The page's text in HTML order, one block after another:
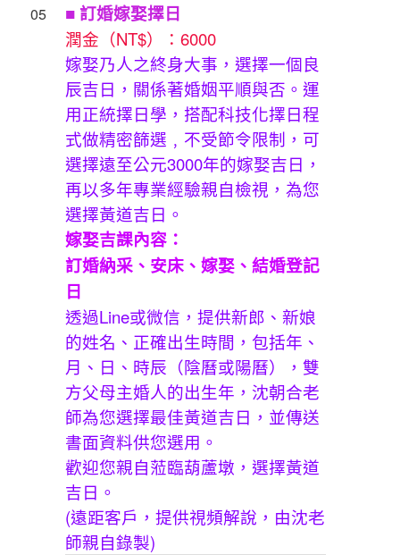
05 ■ 訂婚嫁娶擇日
潤金（NT$）：6000
嫁娶乃人之終身大事，選擇一個良
辰吉日，關係著婚姻平順與否。運
用正統擇日學，搭配科技化擇日程
式做精密篩選﹐不受節令限制，可
選擇遠至公元3000年的嫁娶吉日，
再以多年專業經驗親自檢視，為您
選擇黃道吉日。
嫁娶吉課內容：
訂婚納采、安床、嫁娶、結婚登記
日
透過Line或微信，提供新郎、新娘
的姓名、正確出生時間，包括年、
月、日、時辰（陰曆或陽曆），雙
方父母主婚人的出生年，沈朝合老
師為您選擇最佳黃道吉日，並傳送
書面資料供您選用。
歡迎您親自蒞臨葫蘆墩，選擇黃道
吉日。
(遠距客戶，提供視頻解說，由沈老
師親自錄製)